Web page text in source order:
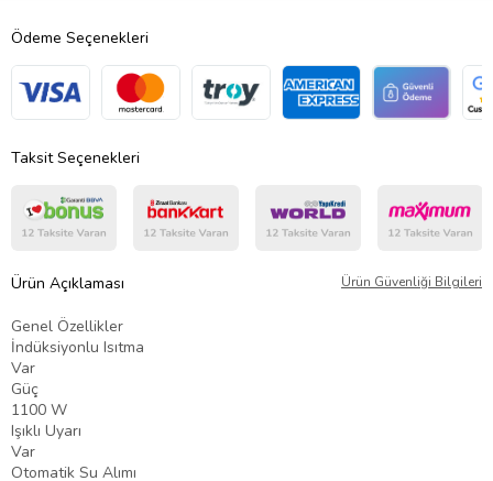
Ödeme Seçenekleri
Taksit Seçenekleri
Ürün Açıklaması Ürün Güvenliği Bilgileri
Genel Özellikler
İndüksiyonlu Isıtma
Var
Güç
1100 W
Işıklı Uyarı
Var
Otomatik Su Alımı